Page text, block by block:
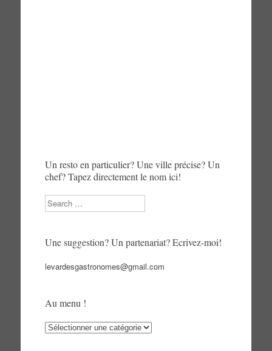
Un resto en particulier? Une ville précise? Un
chef? Tapez directement le nom ici!
Search
Une suggestion? Un partenariat? Ecrivez-moi!
levardesgastronomes@gmail.com
Au menu !
Au